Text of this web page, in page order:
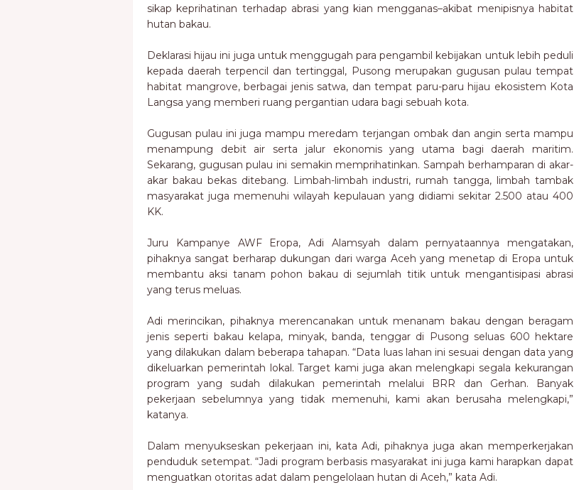
sikap keprihatinan terhadap abrasi yang kian mengganas–akibat menipisnya habitat
hutan bakau.
Deklarasi hijau ini juga untuk menggugah para pengambil kebijakan untuk lebih peduli
kepada daerah terpencil dan tertinggal, Pusong merupakan gugusan pulau tempat
habitat mangrove, berbagai jenis satwa, dan tempat paru-paru hijau ekosistem Kota
Langsa yang memberi ruang pergantian udara bagi sebuah kota.
Gugusan pulau ini juga mampu meredam terjangan ombak dan angin serta mampu
menampung debit air serta jalur ekonomis yang utama bagi daerah maritim.
Sekarang, gugusan pulau ini semakin memprihatinkan. Sampah berhamparan di akar-
akar bakau bekas ditebang. Limbah-limbah industri, rumah tangga, limbah tambak
masyarakat juga memenuhi wilayah kepulauan yang didiami sekitar 2.500 atau 400
KK.
Juru Kampanye AWF Eropa, Adi Alamsyah dalam pernyataannya mengatakan,
pihaknya sangat berharap dukungan dari warga Aceh yang menetap di Eropa untuk
membantu aksi tanam pohon bakau di sejumlah titik untuk mengantisipasi abrasi
yang terus meluas.
Adi merincikan, pihaknya merencanakan untuk menanam bakau dengan beragam
jenis seperti bakau kelapa, minyak, banda, tenggar di Pusong seluas 600 hektare
yang dilakukan dalam beberapa tahapan. “Data luas lahan ini sesuai dengan data yang
dikeluarkan pemerintah lokal. Target kami juga akan melengkapi segala kekurangan
program yang sudah dilakukan pemerintah melalui BRR dan Gerhan. Banyak
pekerjaan sebelumnya yang tidak memenuhi, kami akan berusaha melengkapi,”
katanya.
Dalam menyukseskan pekerjaan ini, kata Adi, pihaknya juga akan memperkerjakan
penduduk setempat. “Jadi program berbasis masyarakat ini juga kami harapkan dapat
menguatkan otoritas adat dalam pengelolaan hutan di Aceh,” kata Adi.